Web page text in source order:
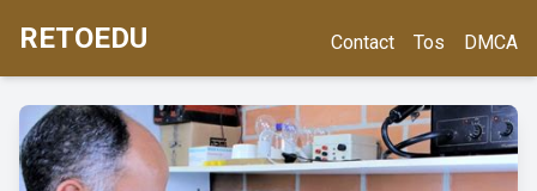
RETOEDU Contact Tos DMCA